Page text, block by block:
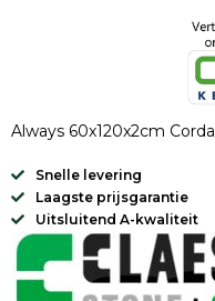
Always 60x120x2cm Corda
Snelle levering
Laagste prijsgarantie
Uitsluitend A-kwaliteit